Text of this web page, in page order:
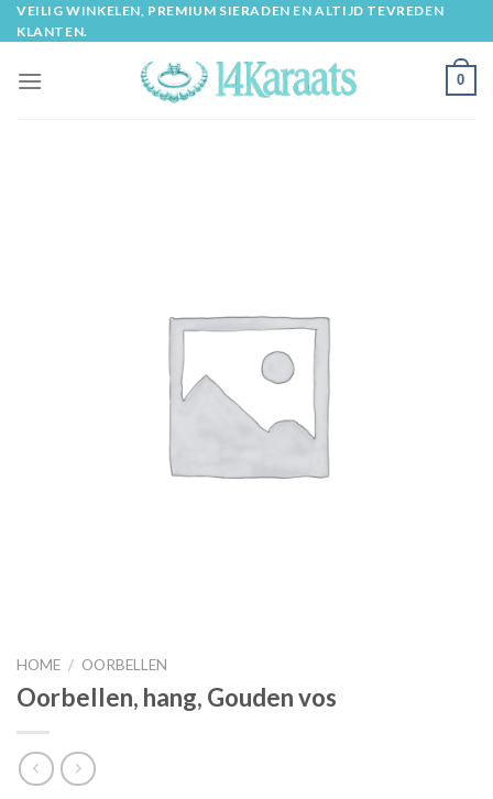
Skip
to
VEILIG WINKELEN, PREMIUM SIERADEN EN ALTIJD TEVREDEN
KLANTEN.
0
HOME / OORBELLEN
Oorbellen, hang, Gouden vos